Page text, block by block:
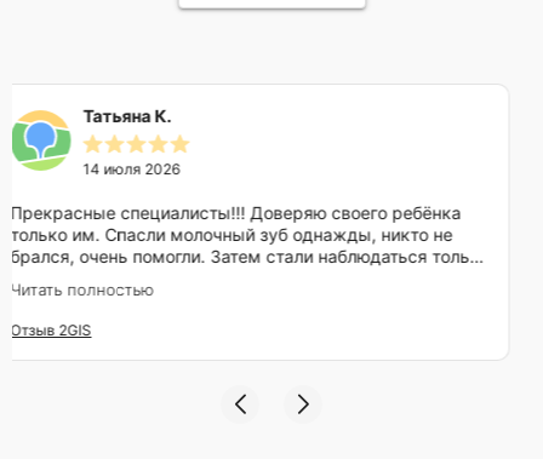
Александра
13 июля 2026
Всем советую, хорошая стоматология. Удаляла зуб
мудрости у Тегельского Дмитрия Константиновича. Всё
прошло безболезненно и без осложнений. Большое
дальнейшего лечения!
Читать полностью
Отзыв 2GIS